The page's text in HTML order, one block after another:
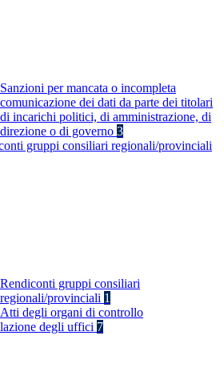
Sanzioni per mancata o incompleta
comunicazione dei dati da parte dei titolari
di incarichi politici, di amministrazione, di
direzione o di governo 3
gruppi consiliari regionali/provinciali
Rendiconti gruppi consiliari
regionali/provinciali 1
Atti degli organi di controllo
degli uffici 7